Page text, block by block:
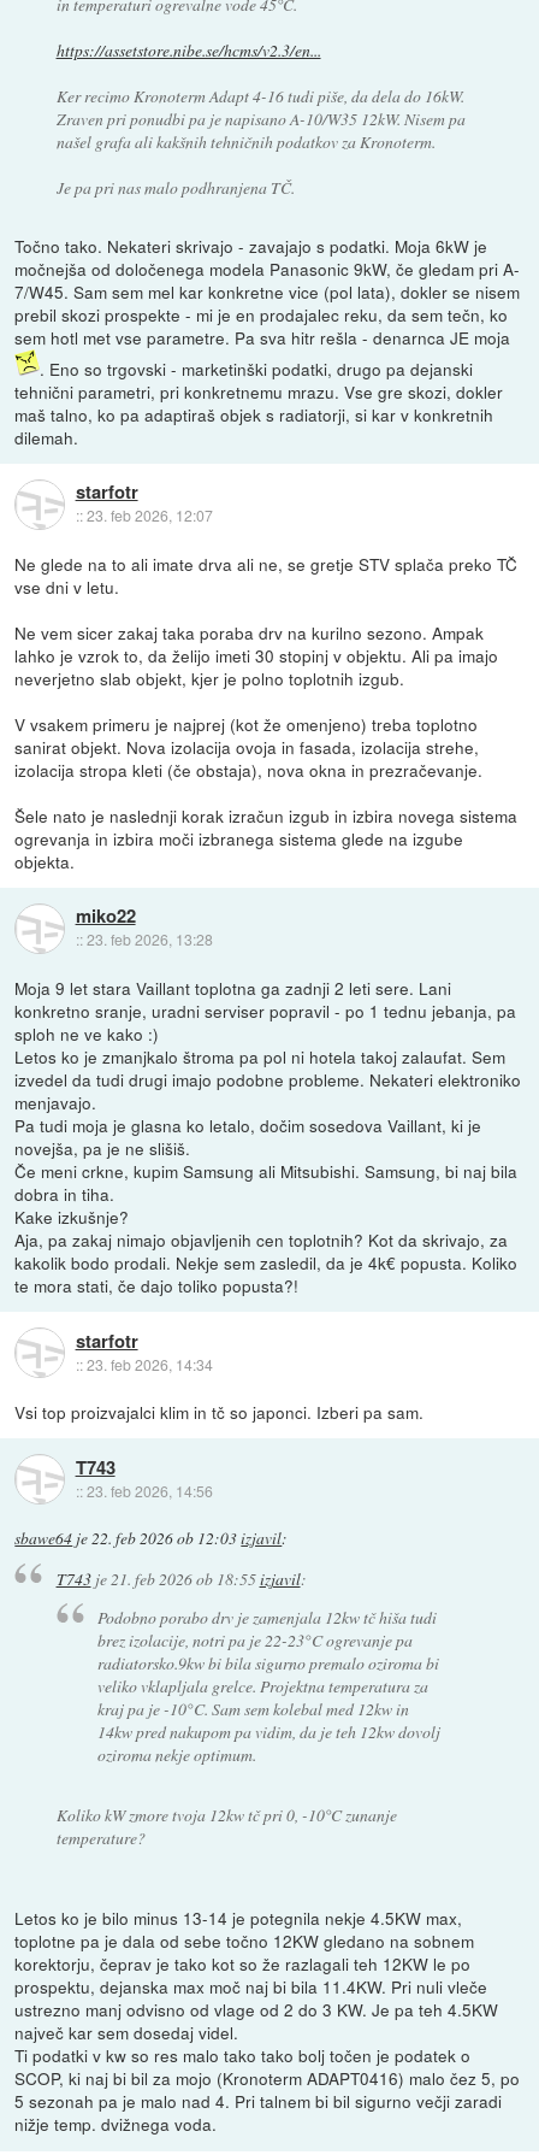
https://assetstore.nibe.se/hcms/v2.3/en...
Ker recimo Kronoterm Adapt 4-16 tudi piše, da dela do 16kW.
Zraven pri ponudbi pa je napisano A-10/W35 12kW. Nisem pa
našel grafa ali kakšnih tehničnih podatkov za Kronoterm.
Je pa pri nas malo podhranjena TČ.
Točno tako. Nekateri skrivajo - zavajajo s podatki. Moja 6kW je
močnejša od določenega modela Panasonic 9kW, če gledam pri A-
7/W45. Sam sem mel kar konkretne vice (pol lata), dokler se nisem
prebil skozi prospekte - mi je en prodajalec reku, da sem tečn, ko
sem hotl met vse parametre. Pa sva hitr rešla - denarnca JE moja
. Eno so trgovski - marketinški podatki, drugo pa dejanski
tehnični parametri, pri konkretnemu mrazu. Vse gre skozi, dokler
maš talno, ko pa adaptiraš objek s radiatorji, si kar v konkretnih
dilemah.
starfotr
::23. feb 2026, 12:07
Ne glede na to ali imate drva ali ne, se gretje STV splača preko TČ
vse dni v letu.
Ne vem sicer zakaj taka poraba drv na kurilno sezono. Ampak
lahko je vzrok to, da želijo imeti 30 stopinj v objektu. Ali pa imajo
neverjetno slab objekt, kjer je polno toplotnih izgub.
V vsakem primeru je najprej (kot že omenjeno) treba toplotno
sanirat objekt. Nova izolacija ovoja in fasada, izolacija strehe,
izolacija stropa kleti (če obstaja), nova okna in prezračevanje.
Šele nato je naslednji korak izračun izgub in izbira novega sistema
ogrevanja in izbira moči izbranega sistema glede na izgube
objekta.
miko22
::23. feb 2026, 13:28
Moja 9 let stara Vaillant toplotna ga zadnji 2 leti sere. Lani
konkretno sranje, uradni serviser popravil - po 1 tednu jebanja, pa
sploh ne ve kako :)
Letos ko je zmanjkalo štroma pa pol ni hotela takoj zalaufat. Sem
izvedel da tudi drugi imajo podobne probleme. Nekateri elektroniko
menjavajo.
Pa tudi moja je glasna ko letalo, dočim sosedova Vaillant, ki je
novejša, pa je ne slišiš.
Če meni crkne, kupim Samsung ali Mitsubishi. Samsung, bi naj bila
dobra in tiha.
Kake izkušnje?
Aja, pa zakaj nimajo objavljenih cen toplotnih? Kot da skrivajo, za
kakolik bodo prodali. Nekje sem zasledil, da je 4k€ popusta. Koliko
te mora stati, če dajo toliko popusta?!
starfotr
::23. feb 2026, 14:34
Vsi top proizvajalci klim in tč so japonci. Izberi pa sam.
T743
::23. feb 2026, 14:56
sbawe64 je22. feb 2026 ob 12:03izjavil:
T743je 21. feb 2026 ob 18:55izjavil:
Podobno porabo drv je zamenjala 12kw tč hiša tudi
brez izolacije, notri pa je 22-23°C ogrevanje pa
radiatorsko.9kw bi bila sigurno premalo oziroma bi
veliko vklapljala grelce. Projektna temperatura za
kraj pa je -10°C. Sam sem kolebal med 12kw in
14kw pred nakupom pa vidim, da je teh 12kw dovolj
oziroma nekje optimum.
Koliko kW zmore tvoja 12kw tč pri 0, -10°C zunanje
temperature?
Letos ko je bilo minus 13-14 je potegnila nekje 4.5KW max,
toplotne pa je dala od sebe točno 12KW gledano na sobnem
korektorju, čeprav je tako kot so že razlagali teh 12KW le po
prospektu, dejanska max moč naj bi bila 11.4KW. Pri nuli vleče
ustrezno manj odvisno od vlage od 2 do 3 KW. Je pa teh 4.5KW
največ kar sem dosedaj videl.
Ti podatki v kw so res malo tako tako bolj točen je podatek o
SCOP, ki naj bi bil za mojo (Kronoterm ADAPT0416) malo čez 5, po
5 sezonah pa je malo nad 4. Pri talnem bi bil sigurno večji zaradi
nižje temp. dvižnega voda.